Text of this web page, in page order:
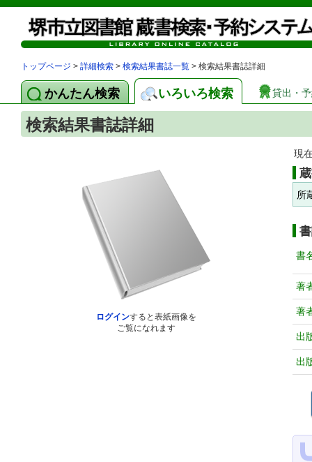
トップページ > 詳細検索 > 検索結果書誌一覧 > 検索結果書誌詳細
かんたん検索 いろいろ検索 貸出・
検索結果書誌詳細
ログインすると表紙画像を
ご覧になれます
現
所
書
著
著
出
出